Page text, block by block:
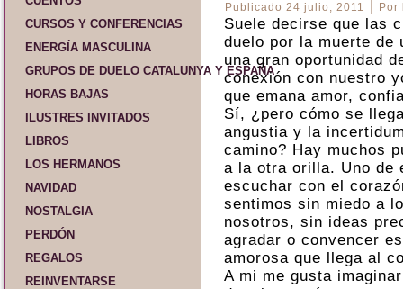
CURSOS Y CONFERENCIAS
ENERGÍA MASCULINA
GRUPOS DE DUELO CATALUNYA Y ESPAÑA
HORAS BAJAS
ILUSTRES INVITADOS
LIBROS
LOS HERMANOS
NAVIDAD
NOSTALGIA
PERDÓN
REGALOS
REINVENTARSE
Publicado 24 julio, 2011 Por
Suele decirse que las
duelo por la muerte de
una gran oportunidad
conexión con nuestro
que emana amor,
Sí, ¿pero cómo se
angustia y la
camino? Hay muchos
a la otra orilla. Uno de
escuchar con el
sentimos sin miedo a
nosotros, sin ideas
agradar o convencer
amorosa que llega al
A mi me gusta